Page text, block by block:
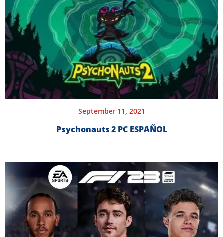
September 11, 2021
Psychonauts 2 PC ESPAÑOL